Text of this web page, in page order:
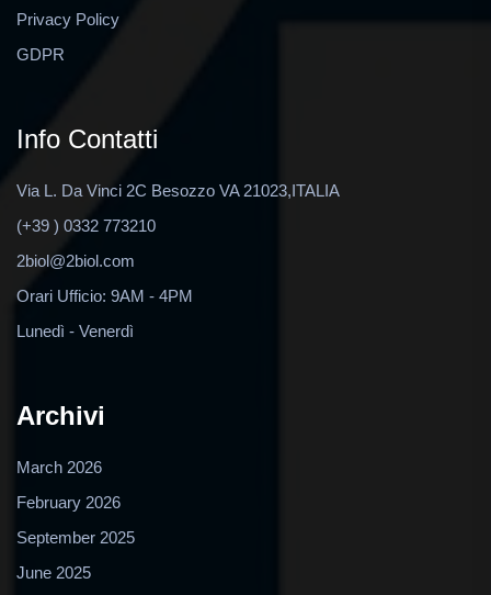
Privacy Policy
GDPR
Info Contatti
Via L. Da Vinci 2C Besozzo VA 21023,ITALIA
(+39 ) 0332 773210
2biol@2biol.com
Orari Ufficio: 9AM - 4PM
Lunedì - Venerdì
Archivi
March 2026
February 2026
September 2025
June 2025